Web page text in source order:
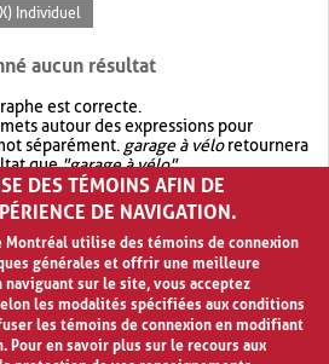
Individuel
aucun résultat
est correcte.
autour des expressions pour
séparément. garage à véloretournera
que"garage à vélo".
recherche avec OR.garage OR vélo
de résultat quegarage à vélo
DES TÉMOINS AFIN DE
DE NAVIGATION.
Montréal utilise des témoins de connexion
générales et offrir une meilleure
naviguant sur le site, vous acceptez
les modalités spécifiées aux conditions
les témoins de connexion en modifiant
Pour en savoir plus sur le recours aux